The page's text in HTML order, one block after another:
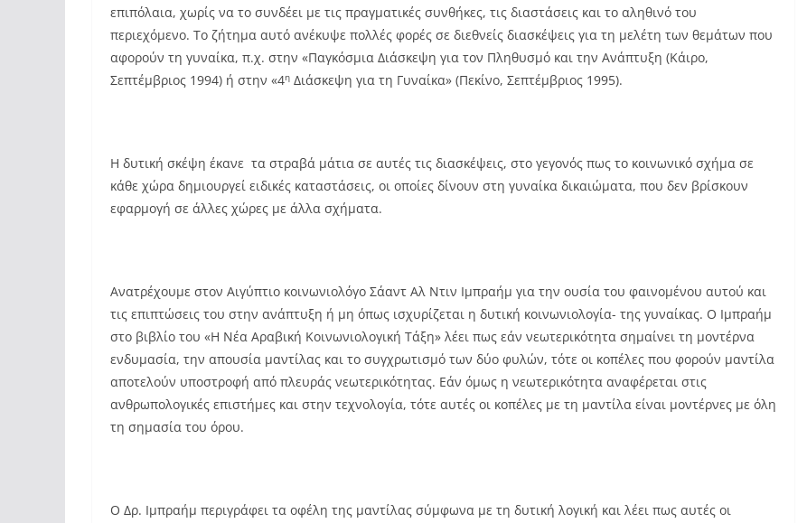
επιπόλαια, χωρίς να το συνδέει με τις πραγματικές συνθήκες, τις διαστάσεις και το αληθινό του
περιεχόμενο. Το ζήτημα αυτό ανέκυψε πολλές φορές σε διεθνείς διασκέψεις για τη μελέτη των θεμάτων που
αφορούν τη γυναίκα, π.χ. στην «Παγκόσμια Διάσκεψη για τον Πληθυσμό και την Ανάπτυξη (Κάιρο,
Σεπτέμβριος 1994) ή στην «4η Διάσκεψη για τη Γυναίκα» (Πεκίνο, Σεπτέμβριος 1995).
Η δυτική σκέψη έκανε τα στραβά μάτια σε αυτές τις διασκέψεις, στο γεγονός πως το κοινωνικό σχήμα σε
κάθε χώρα δημιουργεί ειδικές καταστάσεις, οι οποίες δίνουν στη γυναίκα δικαιώματα, που δεν βρίσκουν
εφαρμογή σε άλλες χώρες με άλλα σχήματα.
Ανατρέχουμε στον Αιγύπτιο κοινωνιολόγο Σάαντ Αλ Ντιν Ιμπραήμ για την ουσία του φαινομένου αυτού και
τις επιπτώσεις του στην ανάπτυξη ή μη όπως ισχυρίζεται η δυτική κοινωνιολογία- της γυναίκας. Ο Ιμπραήμ
στο βιβλίο του «Η Νέα Αραβική Κοινωνιολογική Τάξη» λέει πως εάν νεωτερικότητα σημαίνει τη μοντέρνα
ενδυμασία, την απουσία μαντίλας και το συγχρωτισμό των δύο φυλών, τότε οι κοπέλες που φορούν μαντίλα
αποτελούν υποστροφή από πλευράς νεωτερικότητας. Εάν όμως η νεωτερικότητα αναφέρεται στις
ανθρωπολογικές επιστήμες και στην τεχνολογία, τότε αυτές οι κοπέλες με τη μαντίλα είναι μοντέρνες με όλη
τη σημασία του όρου.
Ο Δρ. Ιμπραήμ περιγράφει τα οφέλη της μαντίλας σύμφωνα με τη δυτική λογική και λέει πως αυτές οι